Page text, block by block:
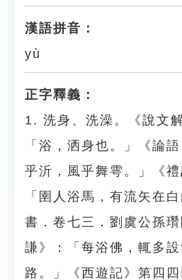
漢語拼音：
yù
正字釋義：
1. 洗身、洗澡。《說文
「浴，洒身也。」《論
乎沂，風乎舞雩。」《禮
「圉人浴馬，有流矢在
書．卷七三．劉虞公孫
謙》：「每浴佛，輒多
路。」《西遊記》第四